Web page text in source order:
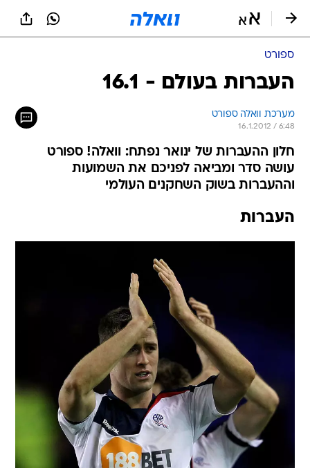
ספורט
העברות בעולם - 16.1
מערכת וואלה ספורט
16.1.2012 / 6:48
חלון ההעברות של ינואר נפתח: וואלה! ספורט
עושה סדר ומביאה לפניכם את השמועות
וההעברות בשוק השחקנים העולמי
העברות